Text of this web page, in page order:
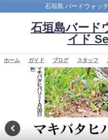
石垣島 バードウォッ
石垣島バード
イド
ホーム ガイド ブログ スタッフ